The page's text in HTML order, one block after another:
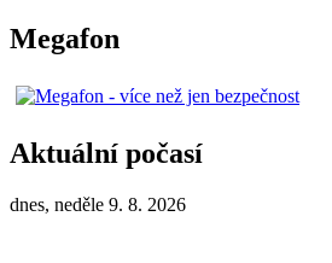
Megafon
Aktuální počasí
dnes, neděle 9. 8. 2026